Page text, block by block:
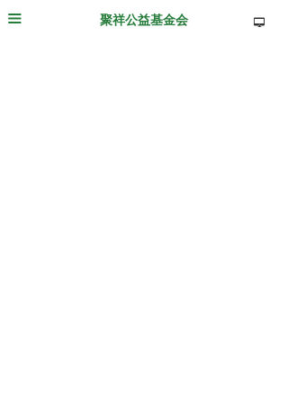
끀 聚祥公益基金会 넡